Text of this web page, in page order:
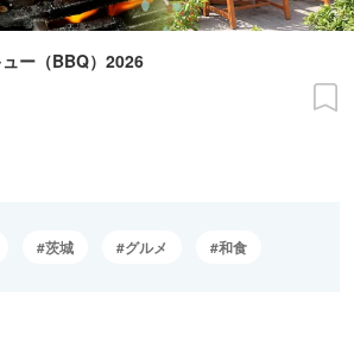
ー（BBQ）2026
茨城 グルメ 和食